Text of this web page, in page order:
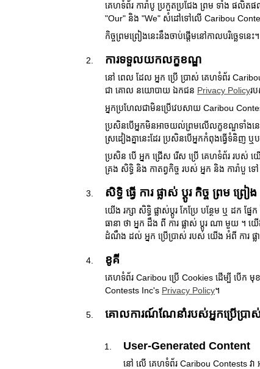
គេហទំព័រ ការ៉ាបូ ប្រកួតប្រជែង ព្រម ទាំង ផលិ
"Our" និង "We" សំដៅទៅលើ Caribou
កិច្ចព្រមព្រៀងនេះនឹងចាប់ផ្តើមនៅកាលបរិច្ឆេទនេះ។
ការទទួលយកលក្ខខណ្ឌ
នៅ ពេល ដែល អ្នក ប្រើ ប្រាស់ គេហទំព័រ
ជា គោល នយោបាយ ឯកជន Privacy Policyរ
អ្នកប្រហែលជាមិនប្រើវេបសាយ Caribou
ប្រសិនបើអ្នកមិនអាចយល់ព្រមលើលក្ខខណ្ឌទាំងនេះ
ស្រដៀងគ្នានេះដែរ ប្រសិនបើអ្នកកំពុងធ្វើទំនិញ
ប្រសិន បើ អ្នក ជ្រើស រើស ប្រើ គេហទំព័រ របស់ យ
គ្រង សិទ្ធិ និង កាតព្វកិច្ច របស់ អ្នក និង ការ៉ាបួ
សិទ្ធិ ធ្វើ ការ ផ្លាស់ ប្តូរ កិច្ច ព្រម ព្រៀង
យើង រក្សា សិទ្ធិ ផ្លាស់ប្ដូរ កែប្រែ បន្ថែម ឬ ដ
ធានា ថា អ្នក ដឹង ពី ការ ផ្លាស់ ប្ដូរ ណា មួយ
ដំណឹង ដល់ អ្នក ប្រើប្រាស់ របស់ យើង អំពី ការ ផ្
ខូគី
គេហទំព័រ Caribou ប្រើ Cookies ដើម្បី បើ
Contests Inc's Privacy Policy។
គោលការណ៍ណែនាំរបស់អ្នកប្រើប្រា
User-Generated Content
នៅ លើ គេហទំព័រ Caribou Contests វា